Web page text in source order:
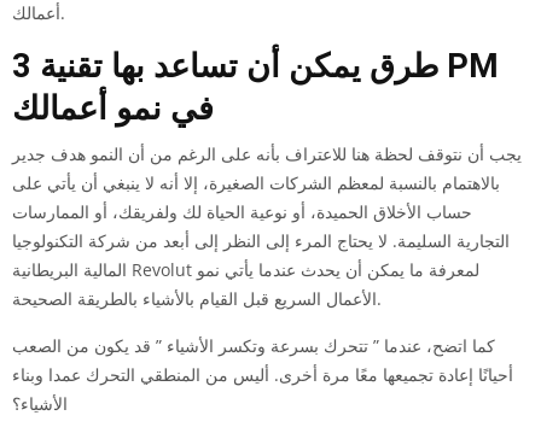
أعمالك.
3 طرق يمكن أن تساعد بها تقنية PM
في نمو أعمالك
يجب أن نتوقف لحظة هنا للاعتراف بأنه على الرغم من أن النمو هدف جدير
بالاهتمام بالنسبة لمعظم الشركات الصغيرة، إلا أنه لا ينبغي أن يأتي على
حساب الأخلاق الحميدة، أو نوعية الحياة لك ولفريقك، أو الممارسات
التجارية السليمة. لا يحتاج المرء إلى النظر إلى أبعد من شركة التكنولوجيا
المالية البريطانية Revolut لمعرفة ما يمكن أن يحدث عندما يأتي نمو
الأعمال السريع قبل القيام بالأشياء بالطريقة الصحيحة.
كما اتضح، عندما ” تتحرك بسرعة وتكسر الأشياء ” قد يكون من الصعب
أحيانًا إعادة تجميعها معًا مرة أخرى. أليس من المنطقي التحرك عمدا وبناء
الأشياء؟